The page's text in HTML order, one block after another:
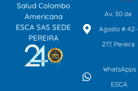
Salud Colombo
Americana
ESCA SAS SEDE
PEREIRA
Av. 30 de
Agosto # 42-
277, Pereira
WhatsApps
ESCA